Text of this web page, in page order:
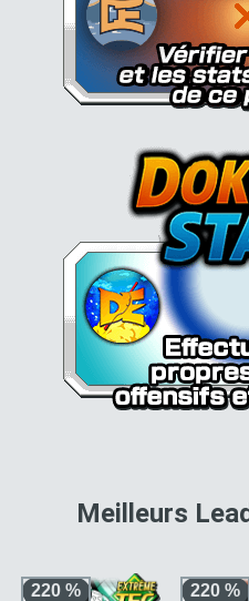
Meilleurs
220 % 220 %